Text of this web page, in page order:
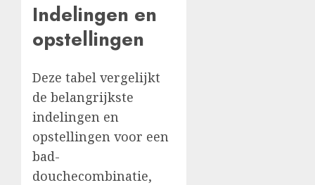
Indelingen en
opstellingen
Deze tabel vergelijkt
de belangrijkste
indelingen en
opstellingen voor een
bad-
douchecombinatie,